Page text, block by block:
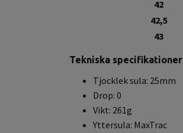
42
42,5
43
Tekniska specifikationer
Tjocklek sula: 25mm
Drop: 0
Vikt: 261g
Yttersula: MaxTrac